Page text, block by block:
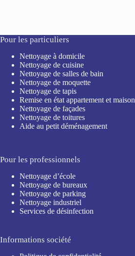
Pour les particuliers
Nettoyage à domicile
Nettoyage de cuisine
Nettoyage de salles de bain
Nettoyage de moquette
Nettoyage de tapis
Remise en état appartement et maison
Nettoyage de façades
Nettoyage de toitures
Aide au petit déménagement
Pour les professionnels
Nettoyage d’école
Nettoyage de bureaux
Nettoyage de parking
Nettoyage industriel
Services de désinfection
Informations société